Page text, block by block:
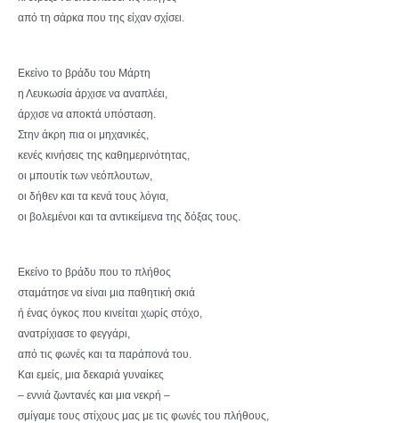
από τη σάρκα που της είχαν σχίσει.
Εκείνο το βράδυ του Μάρτη
η Λευκωσία άρχισε να αναπλέει,
άρχισε να αποκτά υπόσταση.
Στην άκρη πια οι μηχανικές,
κενές κινήσεις της καθημερινότητας,
οι μπουτίκ των νεόπλουτων,
οι δήθεν και τα κενά τους λόγια,
οι βολεμένοι και τα αντικείμενα της δόξας τους.
Εκείνο το βράδυ που το πλήθος
σταμάτησε να είναι μια παθητική σκιά
ή ένας όγκος που κινείται χωρίς στόχο,
ανατρίχιασε το φεγγάρι,
από τις φωνές και τα παράπονά του.
Και εμείς, μια δεκαριά γυναίκες
– εννιά ζωντανές και μια νεκρή –
σμίγαμε τους στίχους μας με τις φωνές του πλήθους,